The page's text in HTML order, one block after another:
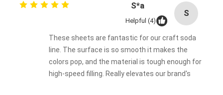
S
S*a
Helpful (4)
These sheets are fantastic for our craft soda
line. The surface is so smooth it makes the
colors pop, and the material is tough enough for
high-speed filling. Really elevates our brand's